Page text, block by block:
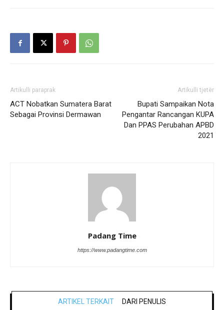
Artikulli paraprak
ACT Nobatkan Sumatera Barat
Sebagai Provinsi Dermawan
Artikulli tjetër
Bupati Sampaikan Nota
Pengantar Rancangan KUPA
Dan PPAS Perubahan APBD
2021
Padang Time
https://www.padangtime.com
ARTIKEL TERKAIT DARI PENULIS